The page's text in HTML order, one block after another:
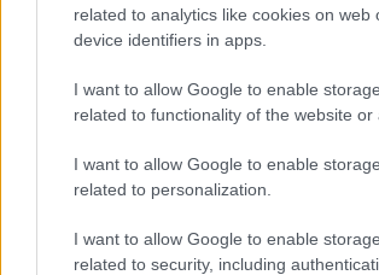
related to analytics like cookies on web
device identifiers in apps.
I want to allow Google to enable storage
related to functionality of the website or
I want to allow Google to enable storage
related to personalization.
I want to allow Google to enable storage
related to security, including